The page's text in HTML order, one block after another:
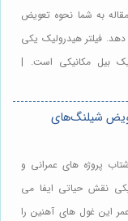
مقاله به شما نحوه تعویض
فیلتر هیدرولیک یکی
بیل مکانیکی است. |
شیلنگ‌های
پروژه های عمرانی و
نقش حیاتی ایفا می
این غول های آهنین را